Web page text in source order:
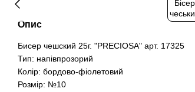
Опис
Бисер чешский 25г. "PRECIOSA" арт. 17325
Тип: напівпрозорий
Колір: бордово-фіолетовий
Розмір: №10